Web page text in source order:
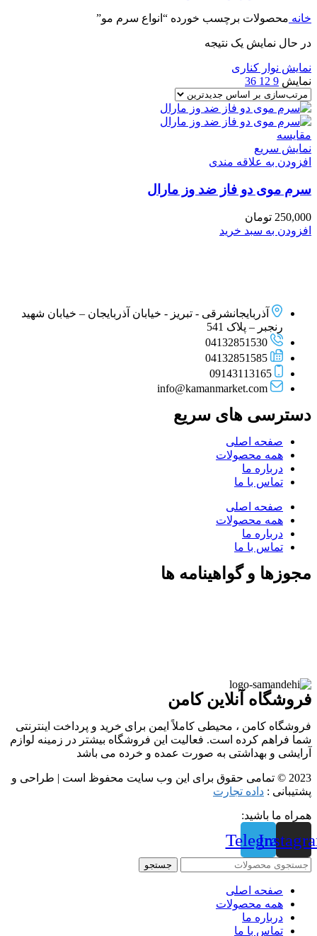
خانه محصولات برچسب خورده “انواع سرم مو”
در حال نمایش یک نتیجه
نمایش نوار کناری
نمایش 9
12
36
مقايسه
نمایش سریع
افزودن به علاقه مندی
سرم موی دو فاز ضد وز مارال
250,000 تومان
افزودن به سبد خرید
آذربایجانشرقی - تبریز - خیابان آذربایجان – خیابان شهید
رنجبر – پلاک 541
04132851530
04132851585
09143113165
info@kamanmarket.com
دسترسی های سریع
صفحه اصلی
همه محصولات
درباره ما
تماس با ما
صفحه اصلی
همه محصولات
درباره ما
تماس با ما
مجوزها و گواهینامه ها
فروشگاه آنلاین کامن
فروشگاه کامن ، محیطی کاملاً ایمن برای خرید و پرداخت اینترنتی
شما فراهم کرده است. فعالیت این فروشگاه بیشتر در زمینه لوازم
آرایشی و بهداشتی به صورت عمده و خرده می باشد
2023 © تمامی حقوق برای این وب سایت محفوظ است | طراحی و
پشتیبانی : داده تجارت
همراه ما باشید:
Telegram
جستجو
صفحه اصلی
همه محصولات
درباره ما
تماس با ما